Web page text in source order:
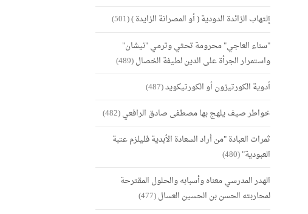
إلتهاب الزائدة الدودية ( أو المصرانة الزايدة )(501)
"سناء العاجي" محرومة تحثي وترمي "نيشان"
واستمرار الجرأة على الدين لطيفة الخصال(489)
أدوية الكورتيزون أو الكورتيكويد(487)
خواطر صيف يلهج بها مصطفى صادق الرافعي(482)
ثمرات العبادة "من أراد السعادة الأبدية فليلزم عتبة
العبودية"(480)
الهدر المدرسي معناه وأسبابه والحلول المقترحة
لمحاربته الحسن بن الحسين العسال(477)